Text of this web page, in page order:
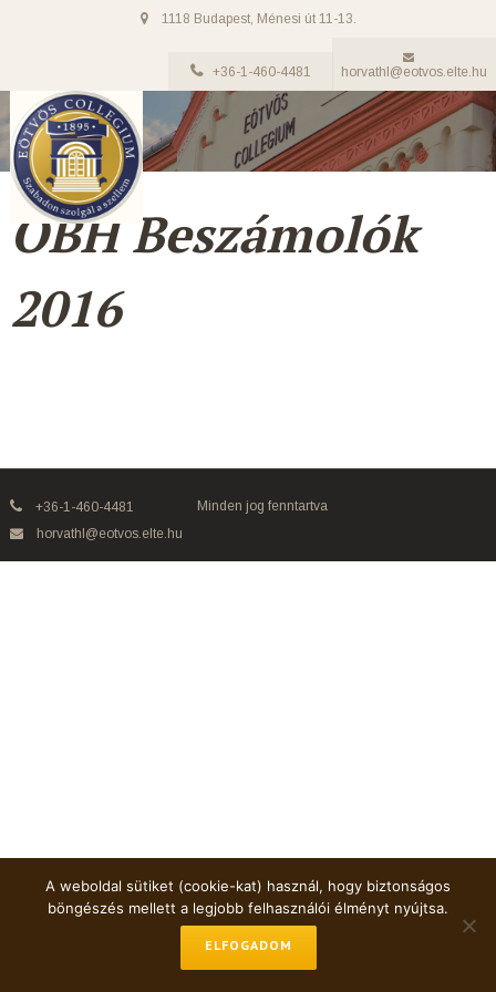
1118 Budapest, Ménesi út 11-13.
+36-1-460-4481 horvathl@eotvos.elte.hu
OBH Beszámolók
2016
+36-1-460-4481
horvathl@eotvos.elte.hu
Minden jog fenntartva
A weboldal sütiket (cookie-kat) használ, hogy biztonságos
böngészés mellett a legjobb felhasználói élményt nyújtsa.
ELFOGADOM